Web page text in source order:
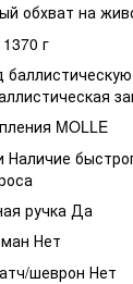
обхват на
г
MOLLE
Наличие
ручка Да
Нет
шеврон Нет